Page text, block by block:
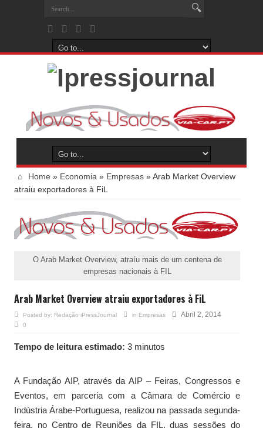
Home » Economia » Empresas »Arab Market Overview
atraiu exportadores à FiL
O Arab Market Overview, atraíu mais de um centena de
empresas nacionais à FIL
Arab Market Overview atraiu exportadores à FiL
Posted by: Redação iPressJournal in Empresas Abril 2, 2014
0
Tempo de leitura estimado: 3 minutos
A Fundação AIP, através da AIP – Feiras, Congressos e
Eventos, em parceria com a Câmara de Comércio e
Indústria Árabe-Portuguesa, realizou na passada segunda-
feira, no Centro de Reuniões da FIL, duas sessões do